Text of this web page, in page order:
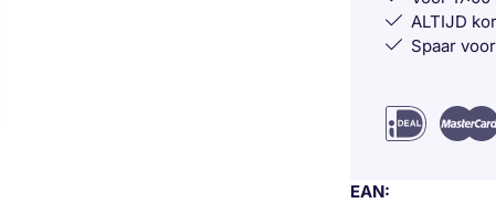
ALTIJD
Spaar
EAN